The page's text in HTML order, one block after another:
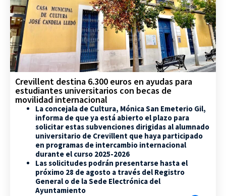
Crevillent destina 6.300 euros en ayudas para
estudiantes universitarios con becas de
movilidad internacional
La concejala de Cultura, Mónica San Emeterio Gil,
informa de que ya está abierto el plazo para
solicitar estas subvenciones dirigidas al alumnado
universitario de Crevillent que haya participado
en programas de intercambio internacional
durante el curso 2025-2026
Las solicitudes podrán presentarse hasta el
próximo 28 de agosto a través del Registro
General o de la Sede Electrónica del
Ayuntamiento